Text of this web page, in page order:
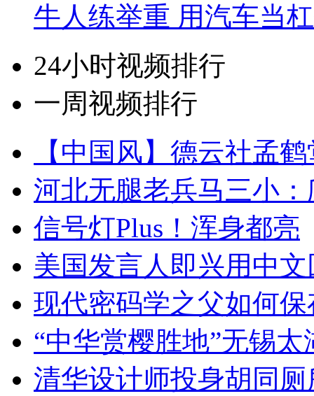
牛人练举重 用汽车当
24小时视频排行
一周视频排行
【中国风】德云社孟
河北无腿老兵马三小
信号灯Plus！浑身都亮
美国发言人即兴用中
现代密码学之父如何
“中华赏樱胜地”无锡
清华设计师投身胡同